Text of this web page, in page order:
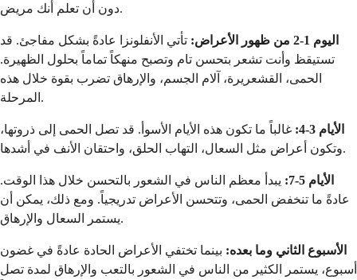
دون أن تعلم أنك مريض.
اليوم 1-2 من ظهور الأعراض:
تأتي الأنفلونزا عادةً بشكل مفاجئ. قد
تستيقظ وأنت تشعر بتحسن تام وتصبح منهكاً تماماً بحلول الظهيرة.
الحمى، القشعريرة، آلام الجسم، والإرهاق تضرب بقوة خلال هذه
المرحلة.
الأيام 3-4:
غالباً ما تكون هذه الأيام الأسوأ. قد تصل الحمى إلى ذروتها،
وتكون أعراض مثل السعال، التهاب الحلق، واحتقان الأنف في أشدها.
الأيام 5-7:
يبدأ معظم الناس في الشعور بالتحسن خلال هذا الوقت.
عادةً ما تنخفض الحمى، وتتحسن الأعراض تدريجياً. ومع ذلك، يمكن أن
يستمر السعال والإرهاق.
الأسبوع الثاني وما بعده: بينما تختفي الأعراض الحادة عادةً في غضون
أسبوع، يستمر الكثير من الناس في الشعور بالتعب والإرهاق لمدة تصل